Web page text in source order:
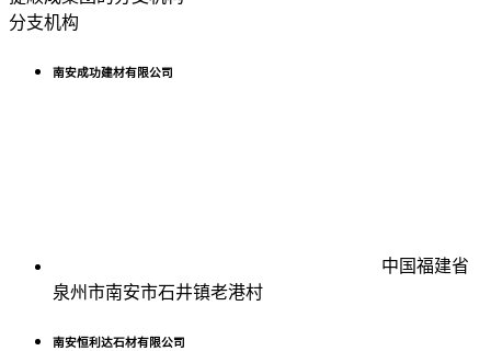
分支机构
南安成功建材有限公司
中国福建省
泉州市南安市石井镇老港村
南安恒利达石材有限公司